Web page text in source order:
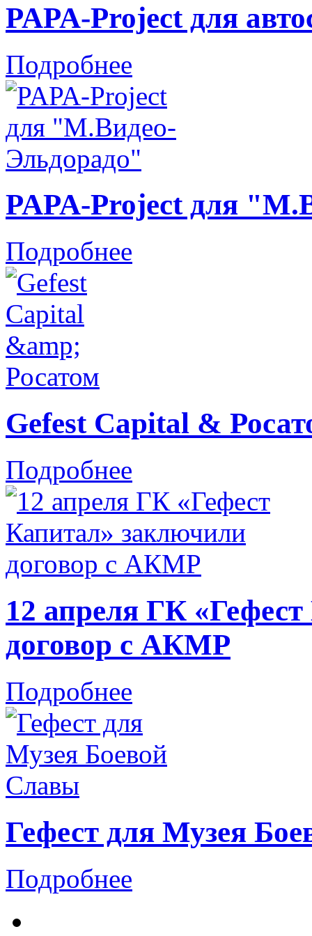
PAPA-Project для
Подробнее
PAPA-Project для
Подробнее
Gefest Capital &
Подробнее
12 апреля ГК
договор с АКМР
Подробнее
Гефест для Музея
Подробнее